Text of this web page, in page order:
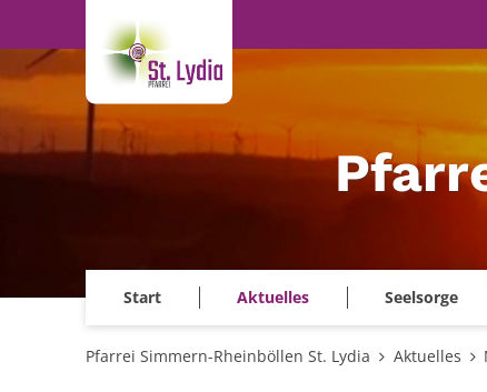
Start Aktuelles Seelsorge
Pfarrei Simmern-Rheinböllen St. Lydia Aktuelles